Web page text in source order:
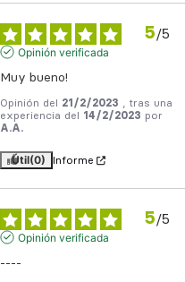
5/5
Opinión verificada
Muy bueno!
Opinión del 21/2/2023
, tras una
experiencia del
14/2/2023 por
A.A.
Útil(0) Informe
5/5
Opinión verificada
----